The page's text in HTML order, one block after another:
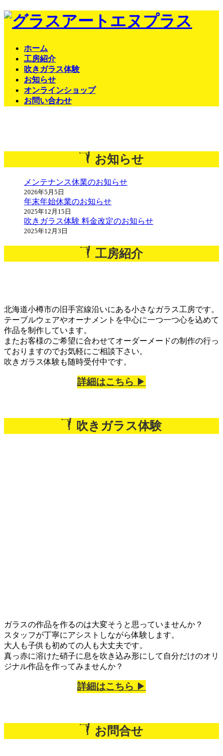
コ
プ
ナ
動
ホーム
工房紹介
吹きガラス体験
お知らせ
オンラインショップ
お問い合わせ
お知らせ
メンテナンス休業のお知らせ
2026年5月5日
年末年始休業のお知らせ
2025年12月15日
吹きガラス体験 料金改定のお知らせ
2025年12月3日
工房紹介
北海道小樽市の旧手宮線沿いにある小さなガラス工房です。
テーブルウェアやオーナメントを中心に一つ一つ心を込めて
作品を制作しています。
またお客様のご希望に合わせてオーダーメードの制作の行っ
ておりますのでお気軽にご相談下さい。
吹きガラス体験も随時受付中です。
詳細はこちら ▶︎
吹きガラス体験
ガラスの作品を作るのは大変そうと思っていませんか？
スタッフが丁寧にアシストしながら体験します。
大人も子供も初めての人も大丈夫です。
真っ赤に溶けた硝子に息を吹き込み形にして自分だけのオリ
ジナル作品を作ってみませんか？
詳細はこちら ▶︎
お問合せ